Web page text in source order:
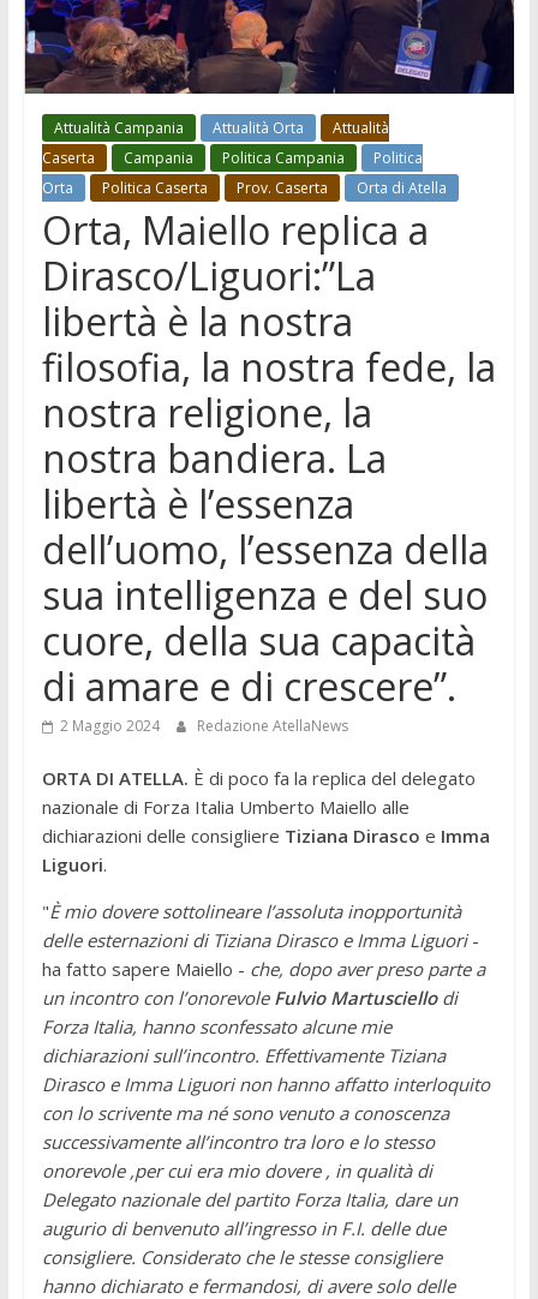
Attualità Campania Attualità Orta
Attualità
Caserta
Campania Politica Campania
Politica
Orta
Politica Caserta Prov. Caserta Orta di Atella
Orta, Maiello replica a
Dirasco/Liguori:”La
libertà è la nostra
filosofia, la nostra fede, la
nostra religione, la
nostra bandiera. La
libertà è l’essenza
dell’uomo, l’essenza della
sua intelligenza e del suo
cuore, della sua capacità
di amare e di crescere”.
2 Maggio 2024 Redazione AtellaNews
ORTA DI ATELLA. È di poco fa la replica del delegato
nazionale di Forza Italia Umberto Maiello alle
dichiarazioni delle consigliere Tiziana Dirasco e Imma
Liguori.
"È mio dovere sottolineare l’assoluta inopportunità
delle esternazioni di Tiziana Dirasco e Imma Liguori-
ha fatto sapere Maiello - che, dopo aver preso parte a
un incontro con l’onorevole Fulvio Martusciellodi
Forza Italia, hanno sconfessato alcune mie
dichiarazioni sull’incontro. Effettivamente Tiziana
Dirasco e Imma Liguori non hanno affatto interloquito
con lo scrivente ma né sono venuto a conoscenza
successivamente all’incontro tra loro e lo stesso
onorevole ,per cui era mio dovere , in qualità di
Delegato nazionale del partito Forza Italia, dare un
augurio di benvenuto all’ingresso in F.I. delle due
consigliere. Considerato che le stesse consigliere
hanno dichiarato e fermandosi, di avere solo delle